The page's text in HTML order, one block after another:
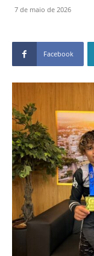
7 de maio de 2026
Facebook